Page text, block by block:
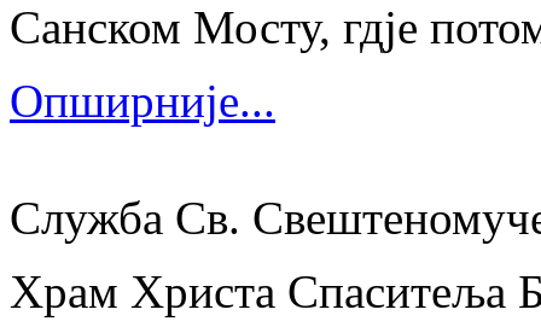
Санском Мосту, гдје
Опширније...
Служба Св.
Храм Христа Спаситеља